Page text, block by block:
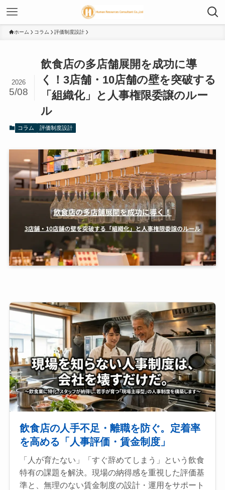
ホーム コラム 評価制度設計
飲食店の多店舗展開を成功に導
く！3店舗・10店舗の壁を突破する
「組織化」と人事権限委譲のルー
ル
2026
5/08
コラム 評価制度設計
飲食店の人手不足・離職を防ぐ。定着率
を高める「人事評価・賃金制度」
「人が育たない」「すぐ辞めてしまう」という飲食
特有の課題を解決。現場の納得感を重視した評価基
準と、無理のない賃金制度の設計・運用をサポート